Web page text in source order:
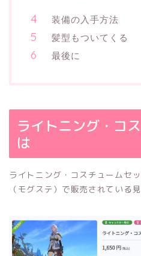
装備の入手方法
髪型もついてくる
最後に
ライトニング・コ
は
ライトニング・コスチュームセ
（モグステ）で販売されている